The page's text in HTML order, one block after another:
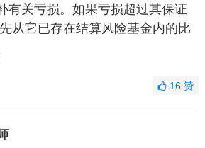
有关亏损。如果亏损超过其保证
从它已存在结算风险基金内的比
16赞